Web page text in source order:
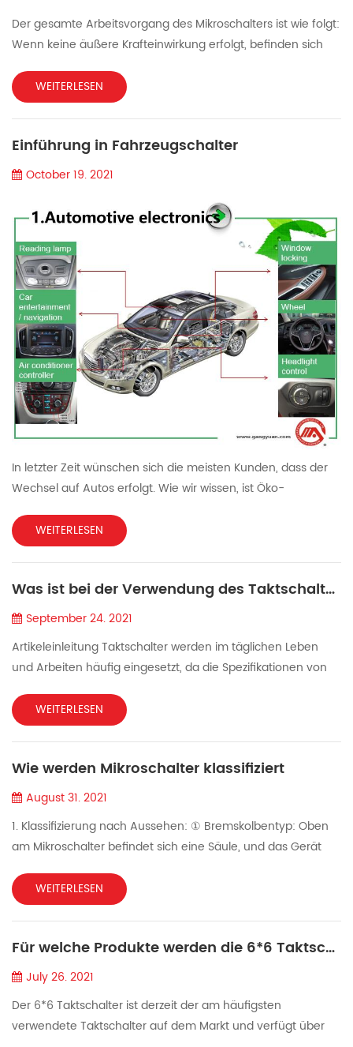
Der gesamte Arbeitsvorgang des Mikroschalters ist wie folgt:
Wenn keine äußere Krafteinwirkung erfolgt, befinden sich
stationären Zustand. Wenn die äußere Kraft von der
äußeren Übertragungsstange freigegeben wird, kommt es
mechanische Energie gespeichert und eine Auslenkung
verursacht wird. Beim Errei...
WEITERLESEN
Einführung in Fahrzeugschalter
October 19. 2021
In letzter Zeit wünschen sich die meisten Kunden, dass der
Wechsel auf Autos erfolgt. Wie wir wissen, ist Öko-
dazu, dass Menschen diesen Standard oder diese
Anerkennung erfüllen. Gangyuan Electronics ist seit 1996
haben viele Kunden von Topmarken wie Nissan, GAG
GROUP, SOUTHEAST ...
WEITERLESEN
Was ist bei der Verwendung des Taktschalters zu beachten
September 24. 2021
Artikeleinleitung Taktschalter werden im täglichen Leben
und Arbeiten häufig eingesetzt, da die Spezifikationen von
unterschiedlich sind. Wenn Sie die Grundkenntnisse des
Berührungsschalters nicht verstehen, kann es während des
kommen und der gesamte Gerätekreis funktioniert nicht
normal. Al...
WEITERLESEN
Wie werden Mikroschalter klassifiziert
August 31. 2021
1. Klassifizierung nach Aussehen: ① Bremskolbentyp: Oben
am Mikroschalter befindet sich eine Säule, und das Gerät
einzuschalten. ② Gleitradtyp: Oben auf dem Mikroschalter
befindet sich eine Säule und eine Rolle auf der Säule. Das
einzuschalten. ③ Pendelstange mit Rolle: Eine Pendelstange
mit Rollen ...
WEITERLESEN
Für welche Produkte werden die 6*6 Taktschalter hauptsächlich verwendet?
July 26. 2021
Der 6*6 Taktschalter ist derzeit der am häufigsten
verwendete Taktschalter auf dem Markt und verfügt über